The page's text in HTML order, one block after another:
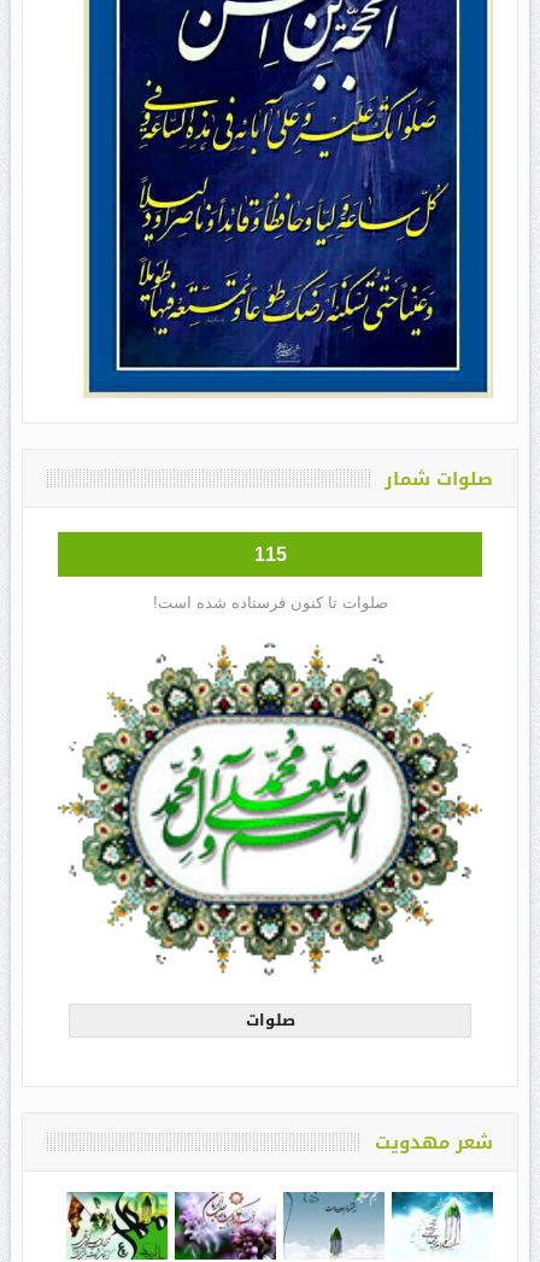
صلوات شمار
115
صلوات تا کنون فرستاده شده است!
صلوات
شعر مهدویت